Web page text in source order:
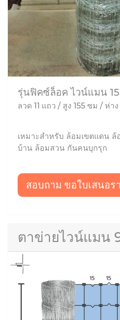
รุ่นฟิคซ์ล็อค ไวน์แมน
ลวด 11 แถว / สูง 155 ซม / ห่าง
เหมาะสำหรับ ล้อมเขตแดน
บ้าน ล้อมสวน กันคนบุกรุก
สอบถาม ขอใบเสนอร
ตาข่ายไวน์แมน